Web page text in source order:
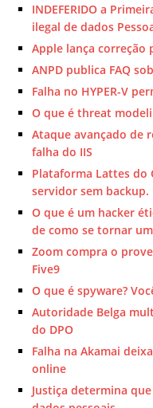
INDEFERIDO a
ilegal de dados
Apple lança correção
ANPD publica FAQ
Falha no HYPER-V
O que é threat
Ataque avançado de
falha do IIS
Plataforma Lattes do
servidor sem backup.
O que é um hacker
de como se tornar
Zoom compra o
Five9
O que é spyware?
Autoridade Belga
do DPO
Falha na Akamai
online
Justiça determina